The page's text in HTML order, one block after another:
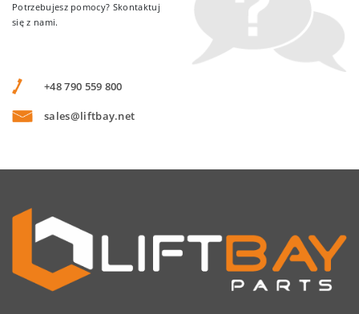
Potrzebujesz pomocy? Skontaktuj
się z nami.
+48 790 559 800
sales@liftbay.net